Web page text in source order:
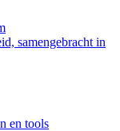
samengebracht in
en tools